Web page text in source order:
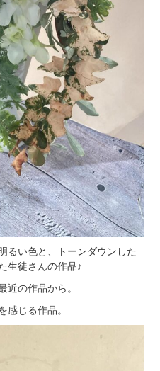
るい色と、トーンダウンした
生徒さんの作品♪
近の作品から。
感じる作品。